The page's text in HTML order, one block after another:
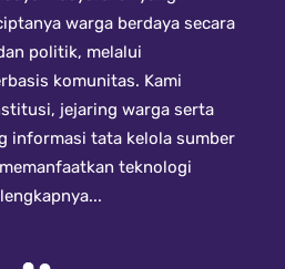
warga berdaya secara
politik, melalui
komunitas. Kami
jejaring warga serta
informasi tata kelola sumber
teknologi